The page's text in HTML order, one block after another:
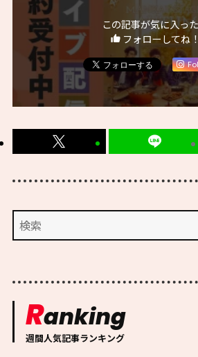
この記事が気に入っ
フォローしてね！
Ranking
週間人気記事ランキング